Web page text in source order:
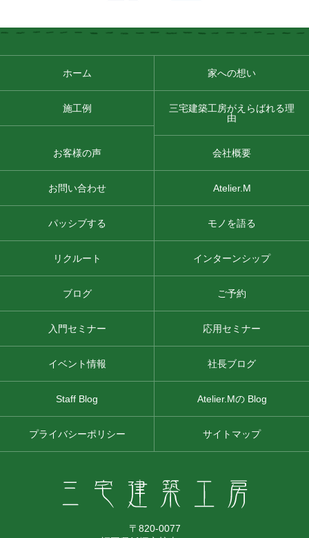
ホーム 家への想い
施工例
三宅建築工房がえらばれる理
由
お客様の声 会社概要
お問い合わせ Atelier.M
パッシブする モノを語る
リクルート インターンシップ
ブログ ご予約
入門セミナー 応用セミナー
イベント情報 社長ブログ
Staff Blog Atelier.Mの Blog
プライバシーポリシー サイトマップ
〒820-0077